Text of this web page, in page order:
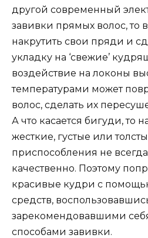
другой современный
завивки прямых волос, то
накрутить свои пряди и
укладку на ‘свежие’
воздействие на локоны
температурами может
волос, сделать их
А что касается бигуди, то
жесткие, густые или
приспособления не
качественно. Поэтому
красивые кудри с
средств,
зарекомендовавшими
способами завивки.